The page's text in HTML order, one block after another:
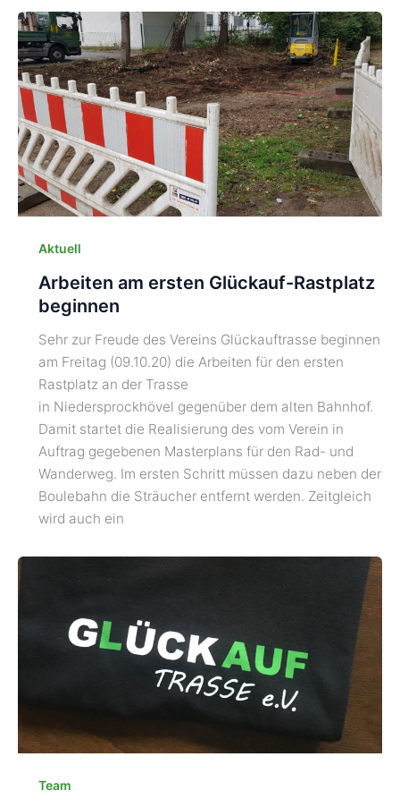
Aktuell
Arbeiten am ersten Glückauf-Rastplatz
beginnen
Sehr zur Freude des Vereins Glückauftrasse beginnen
am Freitag (09.10.20) die Arbeiten für den ersten
Rastplatz an der Trasse
in Niedersprockhövel gegenüber dem alten Bahnhof.
Damit startet die Realisierung des vom Verein in
Auftrag gegebenen Masterplans für den Rad- und
Wanderweg. Im ersten Schritt müssen dazu neben der
Boulebahn die Sträucher entfernt werden. Zeitgleich
wird auch ein
Team